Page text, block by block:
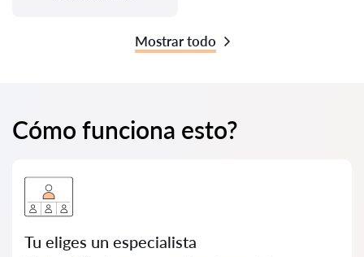
Mostrar todo
Cómo funciona esto?
Tu eliges un especialista